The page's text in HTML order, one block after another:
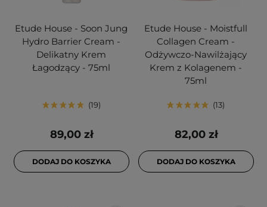
Etude House - Soon Jung
Hydro Barrier Cream -
Delikatny Krem
Łagodzący - 75ml
19
89,00 zł
DODAJ DO KOSZYKA
Etude House - Moistfull
Collagen Cream -
Odżywczo-Nawilżający
Krem z Kolagenem -
75ml
13
82,00 zł
DODAJ DO KOSZYKA